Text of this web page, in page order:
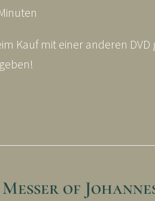
Kauf mit einer anderen DVD
of